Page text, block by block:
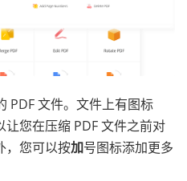
PDF 文件。文件上有图标
让您在压缩 PDF 文件之前对
，您可以按加号图标添加更多